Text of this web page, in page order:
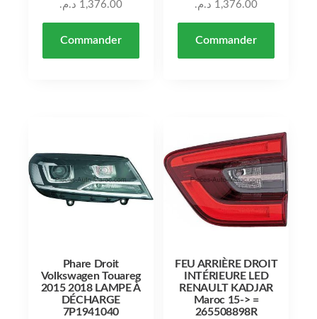
1,376.00 د.م.
Commander
1,376.00 د.م.
Commander
Phare Droit
Volkswagen Touareg
2015 2018 LAMPE À
DÉCHARGE
7P1941040
FEU ARRIÈRE DROIT
INTÉRIEURE LED
RENAULT KADJAR
Maroc 15-> =
265508898R